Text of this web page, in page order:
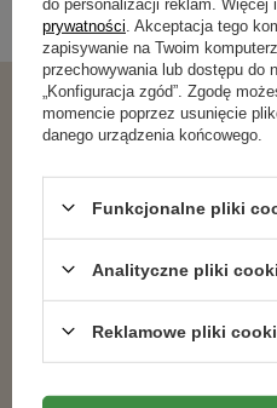
Nawozy dla roślin ozdobnych,
Podobne produkty
prywatności . Akceptacja tego
zapisywanie na Twoim
przechowywania lub dostępu do
„Konfiguracja zgód”. Zgodę
momencie poprzez usunięcie
danego urządzenia końcowego.
Funkcjonalne pliki
Analityczne pliki
Reklamowe pliki